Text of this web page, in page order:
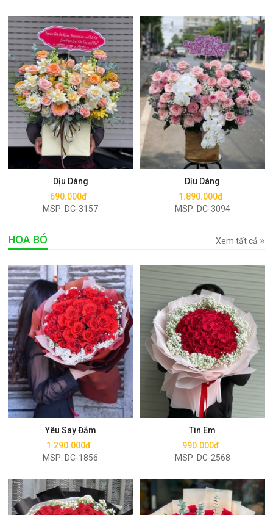
Dịu Dàng
690.000đ
MSP: DC-3157
Mua ngay
Dịu Dàng
1.890.000đ
MSP: DC-3094
Mua ngay
HOA BÓ Xem tất cả
Yêu Say Đắm
1.290.000đ
MSP: DC-1856
Mua ngay
Tin Em
990.000đ
MSP: DC-2568
Mua ngay